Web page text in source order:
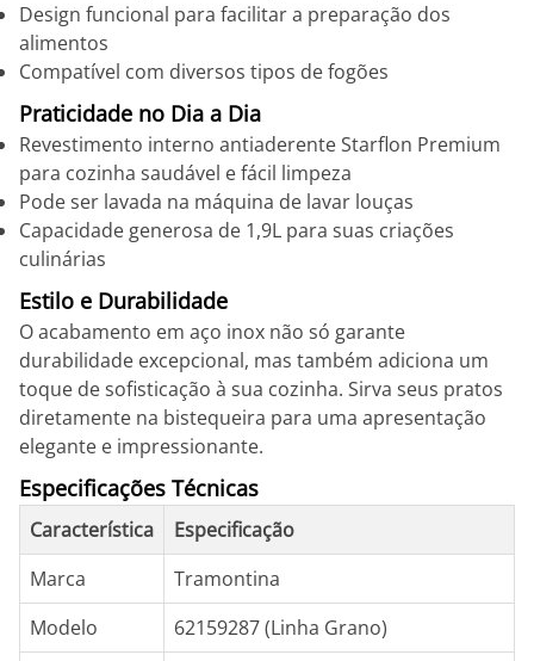
Design funcional para facilitar a preparação dos
alimentos
Compatível com diversos tipos de fogões
Praticidade no Dia a Dia
Revestimento interno antiaderente Starflon Premium
para cozinha saudável e fácil limpeza
Pode ser lavada na máquina de lavar louças
Capacidade generosa de 1,9L para suas criações
culinárias
Estilo e Durabilidade
O acabamento em aço inox não só garante
durabilidade excepcional, mas também adiciona um
toque de sofisticação à sua cozinha. Sirva seus pratos
diretamente na bistequeira para uma apresentação
elegante e impressionante.
Especificações Técnicas
Característica
Especificação
Marca
Tramontina
Modelo
62159287 (Linha Grano)